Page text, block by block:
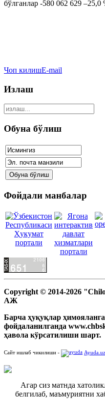
бўлганлар -580 062 629 –25,0
Чоп килишE-mail
Излаш
Обуна бўлиш
Фойдали манбалар
Copyright © 2014-2026
АЖ
Барча ҳуқуқлар
фойдаланилганда
ҳавола кўрсатилиши шарт.
Сайт ишлаб чикилиши - Ayuda.uz
Агар сиз матнда
белгилаб, маъмуриятни